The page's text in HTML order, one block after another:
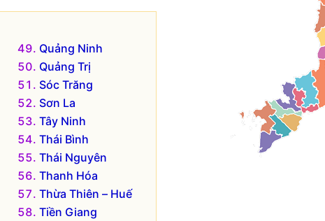
Quảng Ninh
Quảng Trị
Sóc Trăng
Sơn La
Tây Ninh
Thái Bình
Thái Nguyên
Thanh Hóa
Thừa Thiên – Huế
Tiền Giang